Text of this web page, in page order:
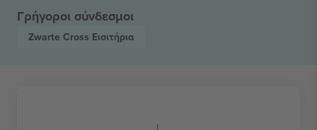
Γρήγοροι σύνδεσμοι
Zwarte Cross Εισιτήρια